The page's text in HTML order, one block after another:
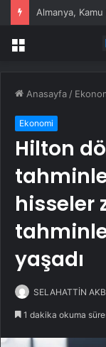
Menü
Anasayfa /
Ekonomi
Hilton
hisseler
yaşadı
SELAHATTİN
1 dakika okuma